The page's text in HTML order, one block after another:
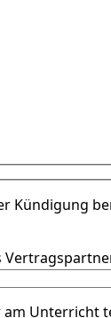
Kündigung
am Unterricht